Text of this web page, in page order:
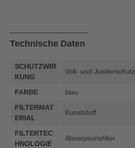
Technische Daten
SCHUTZWIR
KUNG
Voll- und Justierschutz
FARBE
blau
FILTERMAT
ERIAL
Kunststoff
FILTERTEC
HNOLOGIE
Absorptionsfilter